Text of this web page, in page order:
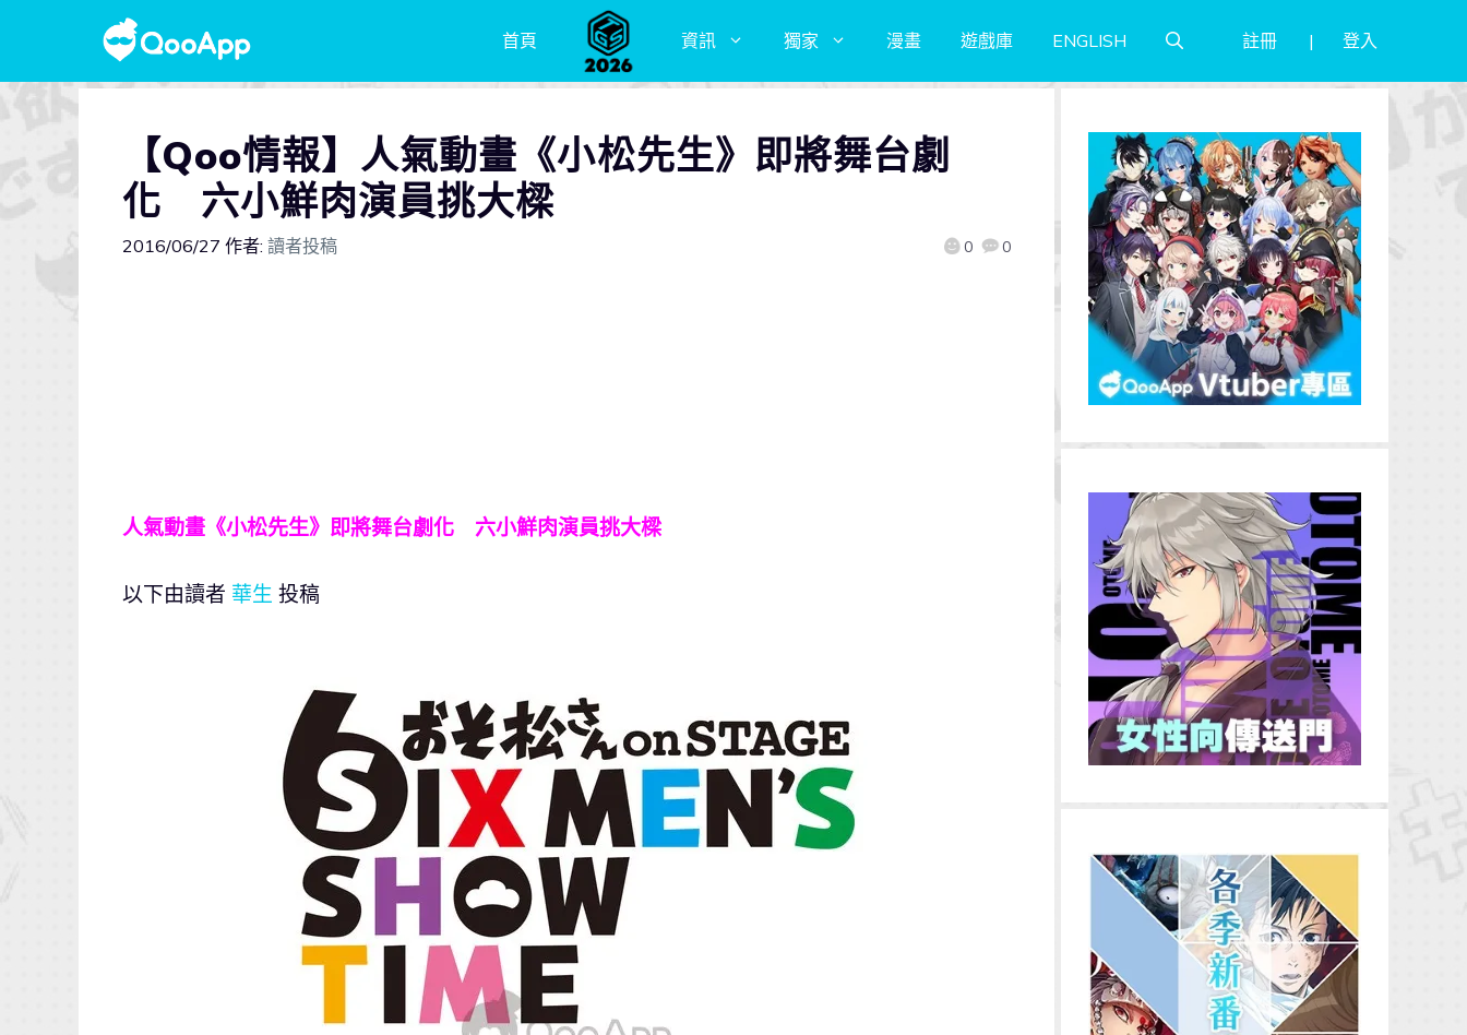
首頁 資訊 獨家 漫畫 遊戲庫 ENGLISH 註冊 登入
【Qoo情報】人氣動畫《小松先生》即將舞台劇
化 六小鮮肉演員挑大樑
2016/06/27 作者: 讀者投稿 0 0
人氣動畫《小松先生》即將舞台劇化 六小鮮肉演員挑大樑
以下由讀者 華生 投稿